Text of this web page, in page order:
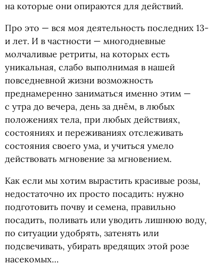
на которые они опираются для действий.
Про это — вся моя деятельность последних 13-
и лет. И в частности — многодневные
молчаливые ретриты, на которых есть
уникальная, слабо выполнимая в нашей
повседневной жизни возможность
преднамеренно заниматься именно этим —
с утра до вечера, день за днём, в любых
положениях тела, при любых действиях,
состояниях и переживаниях отслеживать
состояния своего ума, и учиться умело
действовать мгновение за мгновением.
Как если мы хотим вырастить красивые розы,
недостаточно их просто посадить: нужно
подготовить почву и семена, правильно
посадить, поливать или уводить лишнюю воду,
по ситуации удобрять, затенять или
подсвечивать, убирать вредящих этой розе
насекомых…